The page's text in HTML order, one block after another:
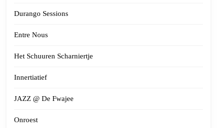
Durango Sessions
Entre Nous
Het Schuuren Scharniertje
Innertiatief
JAZZ @ De Fwajee
Onroest